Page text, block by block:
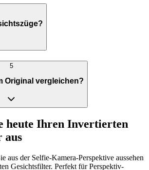
5
Original vergleichen?
heute Ihren Invertierten
aus
aus der Selfie-Kamera-Perspektive aussehen
Gesichtsfilter. Perfekt für Perspektiv-